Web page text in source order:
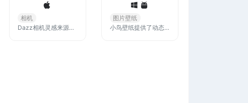
相机
Dazz相机灵感来源于复古胶片相机，我们根据胶片摄影样张，100%还原胶片的色彩，质感和噪点。还会有有趣的漏光效果。无需后期编辑，轻轻一按即刻呈现最真实的胶片摄影和视频。
图片壁纸
小鸟壁纸提供了动态壁纸，动态桌面，动态图片等多种高清动态视频效果桌面壁纸高清动态视频桌面，动态壁纸，静态桌面之间随心切换，桌面壁纸软件下载就到小鸟动态壁纸。